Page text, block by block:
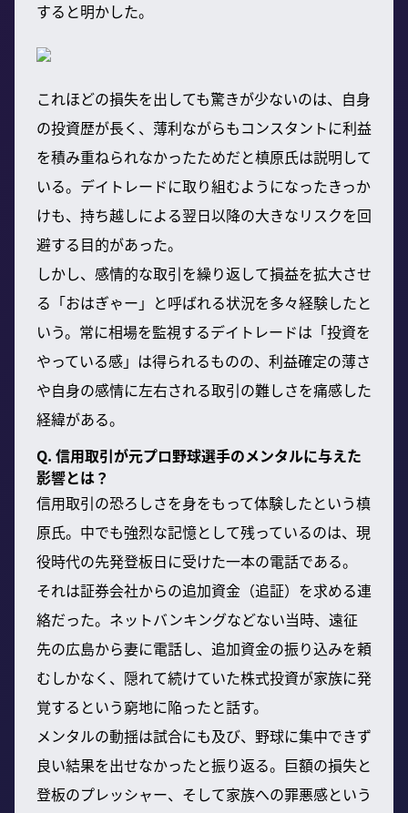
すると明かした。
これほどの損失を出しても驚きが少ないのは、自身
の投資歴が長く、薄利ながらもコンスタントに利益
を積み重ねられなかったためだと槙原氏は説明して
いる。デイトレードに取り組むようになったきっか
けも、持ち越しによる翌日以降の大きなリスクを回
避する目的があった。
しかし、感情的な取引を繰り返して損益を拡大させ
る「おはぎゃー」と呼ばれる状況を多々経験したと
いう。常に相場を監視するデイトレードは「投資を
やっている感」は得られるものの、利益確定の薄さ
や自身の感情に左右される取引の難しさを痛感した
経緯がある。
Q. 信用取引が元プロ野球選手のメンタルに与えた
影響とは？
信用取引の恐ろしさを身をもって体験したという槙
原氏。中でも強烈な記憶として残っているのは、現
役時代の先発登板日に受けた一本の電話である。
それは証券会社からの追加資金（追証）を求める連
絡だった。ネットバンキングなどない当時、遠征
先の広島から妻に電話し、追加資金の振り込みを頼
むしかなく、隠れて続けていた株式投資が家族に発
覚するという窮地に陥ったと話す。
メンタルの動揺は試合にも及び、野球に集中できず
良い結果を出せなかったと振り返る。巨額の損失と
登板のプレッシャー、そして家族への罪悪感という